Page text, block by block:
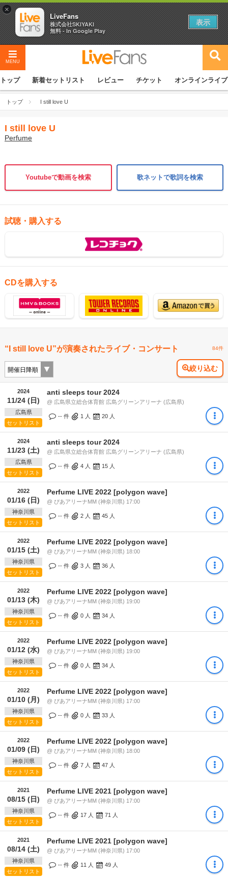
MENU
トップ 新着セットリスト レビュー チケット オンラインライブ
トップ I still love U
I still love U
Perfume
Youtubeで動画を検索 歌ネットで歌詞を検索
試聴・購入する
CDを購入する
“I still love U”が演奏されたライブ・コンサート 84件
絞り込む
2024
11/24 (日)
広島県
セットリスト
anti sleeps tour 2024
@ 広島県立総合体育館 広島グリーンアリーナ (広島県)
-- 件 1 人 20 人
2024
11/23 (土)
広島県
セットリスト
anti sleeps tour 2024
@ 広島県立総合体育館 広島グリーンアリーナ (広島県)
-- 件 4 人 15 人
2022
01/16 (日)
神奈川県
セットリスト
Perfume LIVE 2022 [polygon wave]
@ ぴあアリーナMM (神奈川県) 17:00
-- 件 2 人 45 人
2022
01/15 (土)
神奈川県
セットリスト
Perfume LIVE 2022 [polygon wave]
@ ぴあアリーナMM (神奈川県) 18:00
-- 件 3 人 36 人
2022
01/13 (木)
神奈川県
セットリスト
Perfume LIVE 2022 [polygon wave]
@ ぴあアリーナMM (神奈川県) 19:00
-- 件 0 人 34 人
2022
01/12 (水)
神奈川県
セットリスト
Perfume LIVE 2022 [polygon wave]
@ ぴあアリーナMM (神奈川県) 19:00
-- 件 0 人 34 人
2022
01/10 (月)
神奈川県
セットリスト
Perfume LIVE 2022 [polygon wave]
@ ぴあアリーナMM (神奈川県) 17:00
-- 件 0 人 33 人
2022
01/09 (日)
神奈川県
セットリスト
Perfume LIVE 2022 [polygon wave]
@ ぴあアリーナMM (神奈川県) 18:00
-- 件 7 人 47 人
2021
08/15 (日)
神奈川県
セットリスト
Perfume LIVE 2021 [polygon wave]
@ ぴあアリーナMM (神奈川県) 17:00
-- 件 17 人 71 人
2021
08/14 (土)
神奈川県
セットリスト
Perfume LIVE 2021 [polygon wave]
@ ぴあアリーナMM (神奈川県) 17:00
-- 件 11 人 49 人
×
LiveFans
株式会社SKIYAKI
無料 - In Google Play
表示